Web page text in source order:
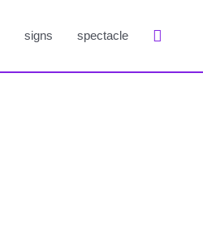
signs spectacle